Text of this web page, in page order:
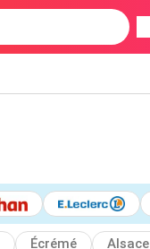
Écrémé Alsace